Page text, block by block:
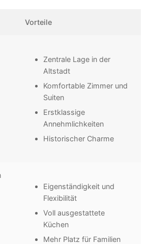
Vorteile
Zentrale Lage in der
Altstadt
Komfortable Zimmer und
Suiten
Erstklassige
Annehmlichkeiten
Historischer Charme
Eigenständigkeit und
Flexibilität
Voll ausgestattete
Küchen
Mehr Platz für Familien